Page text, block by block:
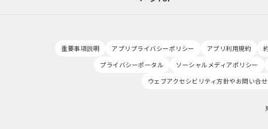
重要事項説明 アプリプライバシーポリシー アプリ利用規約
プライバシーポータル
ソーシャルメディアポリシー
ウェブアクセシビリティ方針やお問い合